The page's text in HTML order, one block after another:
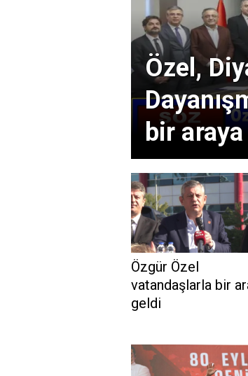
Özel,
bir
Özgür Özel
vatandaşlarla bir
geldi